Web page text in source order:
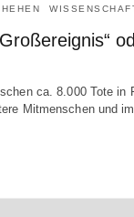
ca. 8.000 Tote in
Mitmenschen und